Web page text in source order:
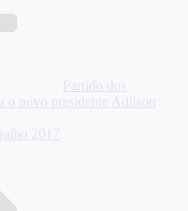
Partido dos
o novo presidente Adilson
2017